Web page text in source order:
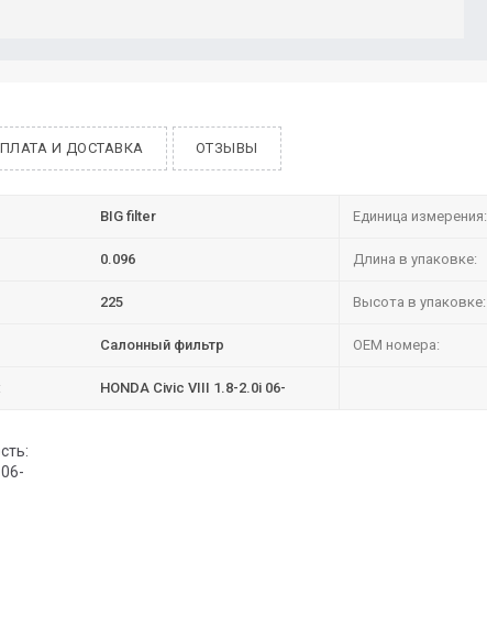
И ДОСТАВКА ОТЗЫВЫ
BIG filter Единица измерения:
0.096 Длина в упаковке:
225 Высота в упаковке:
Салонный фильтр OEM номера:
HONDA Civic VIII 1.8-2.0i 06-